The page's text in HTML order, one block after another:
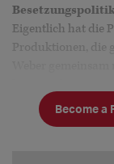
Eigentlich hat die
Produktionen, die
Besetzung
eventuellen
Become a